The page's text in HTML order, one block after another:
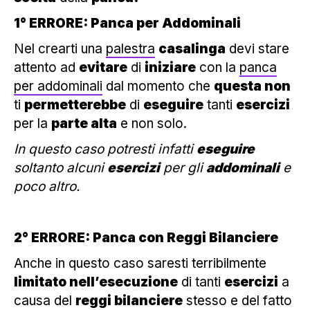
1° ERRORE: Panca per Addominali
Nel crearti una palestra casalinga devi stare
attento ad evitare di iniziare con la panca
per addominali dal momento che questa non
ti permetterebbe di eseguire tanti esercizi
per la parte alta e non solo.
In questo caso potresti infattieseguire
soltanto alcunieserciziper gliaddominalie
poco altro.
2° ERRORE: Panca con Reggi Bilanciere
Anche in questo caso saresti terribilmente
limitato nell’esecuzione di tanti esercizi a
causa del reggi bilanciere stesso e del fatto